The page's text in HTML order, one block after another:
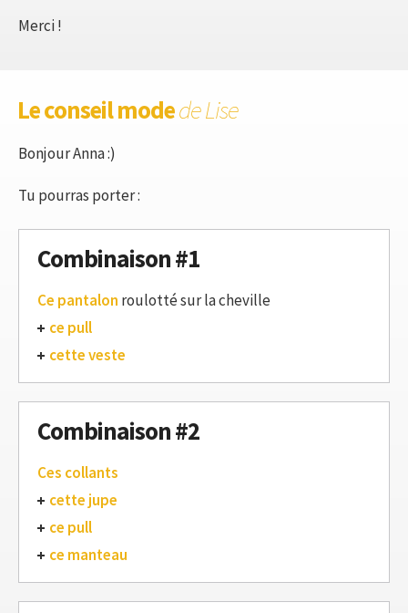
Merci !
Le conseil modede Lise
Bonjour Anna :)
Tu pourras porter :
Combinaison #1
Ce pantalon roulotté sur la cheville
ce pull
cette veste
Combinaison #2
Ces collants
cette jupe
ce pull
ce manteau